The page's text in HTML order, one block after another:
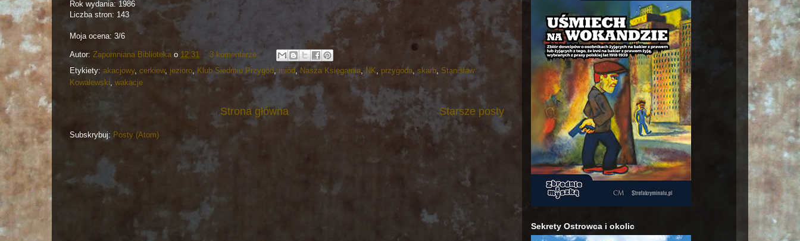
Rok wydania: 1986
Liczba stron: 143
Moja ocena: 3/6
Autor: Zapomniana Biblioteka o 12:31
3 komentarze:
Etykiety: akacjowy cerkiew, jezioro ,Klub Siedmiu Przygód miód Nasza Księgarnia ,NK przygoda skarb Stanisław
Kowalewski wakacje
Starsze posty
Strona główna
Subskrybuj: Posty (Atom)
Sekrety Ostrowca i okolic